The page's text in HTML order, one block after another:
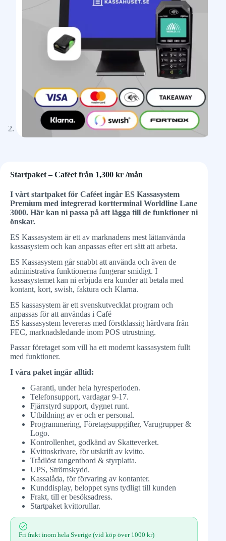
Startpaket – Caféet från 1,300 kr /mån
I vårt startpaket för Caféet ingår ES Kassasystem
Premium med integrerad kortterminal Worldline Lane
3000. Här kan ni passa på att lägga till de funktioner ni
önskar.
ES Kassasystem är ett av marknadens mest lättanvända
kassasystem och kan anpassas efter ert sätt att arbeta.
ES Kassasystem går snabbt att använda och även de
administrativa funktionerna fungerar smidigt. I
kassasystemet kan ni erbjuda era kunder att betala med
kontant, kort, swish, faktura och Klarna.
ES kassasystem är ett svenskutvecklat program och
anpassas för att användas i Café
ES kassasystem levereras med förstklassig hårdvara från
FEC, marknadsledande inom POS utrustning.
Passar företaget som vill ha ett modernt kassasystem fullt
med funktioner.
I våra paket ingår alltid:
Garanti, under hela hyresperioden.
Telefonsupport, vardagar 9-17.
Fjärrstyrd support, dygnet runt.
Utbildning av er och er personal.
Programmering, Företagsuppgifter, Varugrupper &
Logo.
Kontrollenhet, godkänd av Skatteverket.
Kvittoskrivare, för utskrift av kvitto.
Trådlöst tangentbord & styrplatta.
UPS, Strömskydd.
Kassalåda, för förvaring av kontanter.
Kunddisplay, beloppet syns tydligt till kunden
Frakt, till er besöksadress.
Startpaket kvittorullar.
Fri frakt inom hela Sverige (vid köp över 1000 kr)